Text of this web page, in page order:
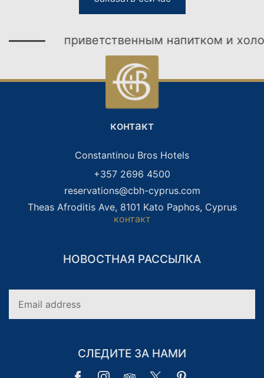
ИДЕАЛЬНОЕ РЕШЕНИЕ ДЛЯ
приветственным напитком и
контакт
Constantinou Bros Hotels
+357 2696 4500
reservations@cbh-cyprus.com
Theas Afroditis Ave, 8101 Kato Paphos, Cyprus
контакт
НОВОСТНАЯ РАССЫЛКА
СЛЕДИТЕ ЗА НАМИ